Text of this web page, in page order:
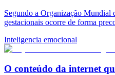
Segundo a Organização Mundial
gestacionais ocorre de forma
Inteligencia emocional
O conteúdo da internet